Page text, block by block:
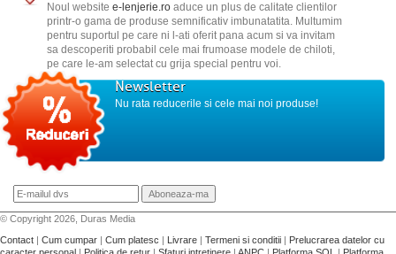
Noul website e-lenjerie.roaduce un plus de calitate clientilor
printr-o gama de produse semnificativ imbunatatita. Multumim
pentru suportul pe care ni l-ati oferit pana acum si va invitam
sa descoperiti probabil cele mai frumoase modele de chiloti,
pe care le-am selectat cu grija special pentru voi.
Newsletter
Nu rata reducerile si cele mai noi produse!
© Copyright 2026, Duras Media
Contact | Cum cumpar | Cum platesc | Livrare | Termeni si conditii | Prelucrarea datelor cu